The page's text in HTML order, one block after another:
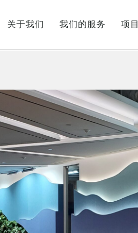
关于我们 我们的服务 项目